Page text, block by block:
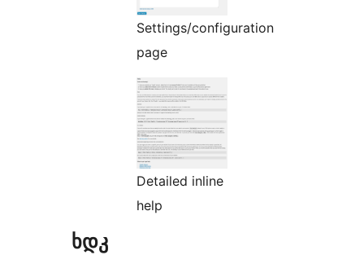
Settings/configuration
page
Detailed inline
help
ხდკ